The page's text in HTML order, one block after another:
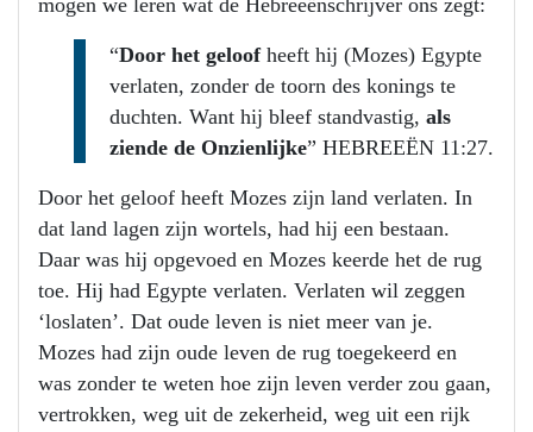
mogen we leren wat de Hebreeënschrijver ons zegt:
“Door het geloofheeft hij (Mozes) Egypte
verlaten, zonder de toorn des konings te
duchten. Want hij bleef standvastig, als
ziende de Onzienlijke” HEBREEËN 11:27.
Door het geloof heeft Mozes zijn land verlaten. In
dat land lagen zijn wortels, had hij een bestaan.
Daar was hij opgevoed en Mozes keerde het de rug
toe. Hij had Egypte verlaten. Verlaten wil zeggen
‘loslaten’. Dat oude leven is niet meer van je.
Mozes had zijn oude leven de rug toegekeerd en
was zonder te weten hoe zijn leven verder zou gaan,
vertrokken, weg uit de zekerheid, weg uit een rijk